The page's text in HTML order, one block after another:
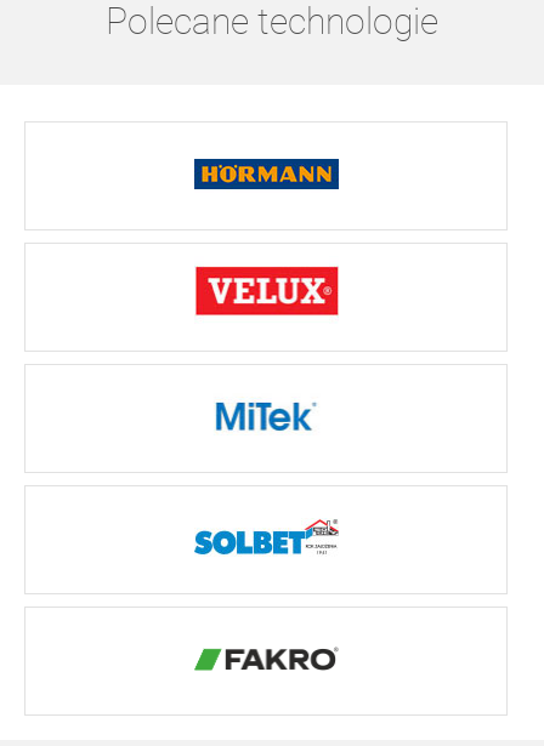
Polecane technologie